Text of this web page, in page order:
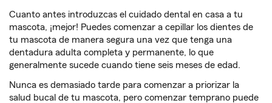
Cuanto antes introduzcas el cuidado dental en casa a tu
mascota, ¡mejor! Puedes comenzar a cepillar los dientes de
tu mascota de manera segura una vez que tenga una
dentadura adulta completa y permanente, lo que
generalmente sucede cuando tiene seis meses de edad.
Nunca es demasiado tarde para comenzar a priorizar la
salud bucal de tu mascota, pero comenzar temprano puede